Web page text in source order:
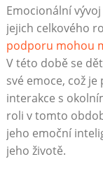
Emocionální
jejich celkového
podporu mohou
V této době se
své emoce, což
interakce s
roli v tomto
jeho emoční
jeho životě.